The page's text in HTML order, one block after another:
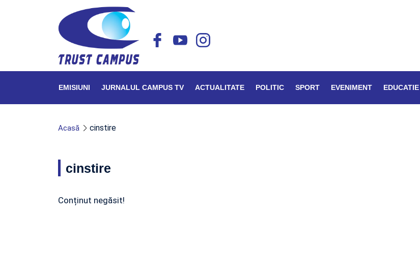
EMISIUNI JURNALUL CAMPUS TV ACTUALITATE POLITIC SPORT EVENIMENT EDUCATIE
Acasă cinstire
cinstire
Conținut negăsit!